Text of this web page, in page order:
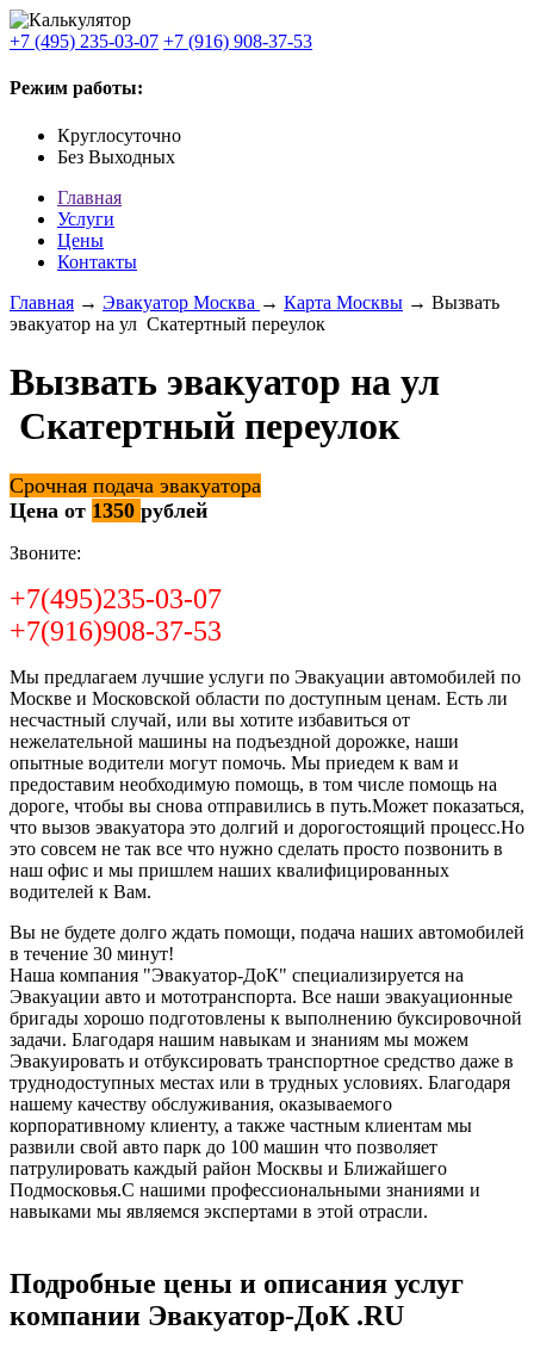
+7 (495) 235-03-07 +7 (916) 908-37-53
Режим работы:
Круглосуточно
Без Выходных
Главная
Услуги
Цены
Контакты
Главная → Эвакуатор Москва → Карта Москвы → Вызвать
эвакуатор на ул Скатертный переулок
Вызвать эвакуатор на ул
Скатертный переулок
Срочная подача эвакуатора
Цена от 1350 рублей
Звоните:
+7(495)235-03-07
+7(916)908-37-53
Мы предлагаем лучшие услуги по Эвакуации автомобилей по
Москве и Московской области по доступным ценам. Есть ли
несчастный случай, или вы хотите избавиться от
нежелательной машины на подъездной дорожке, наши
опытные водители могут помочь. Мы приедем к вам и
предоставим необходимую помощь, в том числе помощь на
дороге, чтобы вы снова отправились в путь.Может показаться,
что вызов эвакуатора это долгий и дорогостоящий процесс.Но
это совсем не так все что нужно сделать просто позвонить в
наш офис и мы пришлем наших квалифицированных
водителей к Вам.
Вы не будете долго ждать помощи, подача наших автомобилей
в течение 30 минут!
Наша компания "Эвакуатор-ДоК" специализируется на
Эвакуации авто и мототранспорта. Все наши эвакуационные
бригады хорошо подготовлены к выполнению буксировочной
задачи. Благодаря нашим навыкам и знаниям мы можем
Эвакуировать и отбуксировать транспортное средство даже в
труднодоступных местах или в трудных условиях. Благодаря
нашему качеству обслуживания, оказываемого
корпоративному клиенту, а также частным клиентам мы
развили свой авто парк до 100 машин что позволяет
патрулировать каждый район Москвы и Ближайшего
Подмосковья.С нашими профессиональными знаниями и
навыками мы являемся экспертами в этой отрасли.
Подробные цены и описания услуг
компании Эвакуатор-ДоК .RU